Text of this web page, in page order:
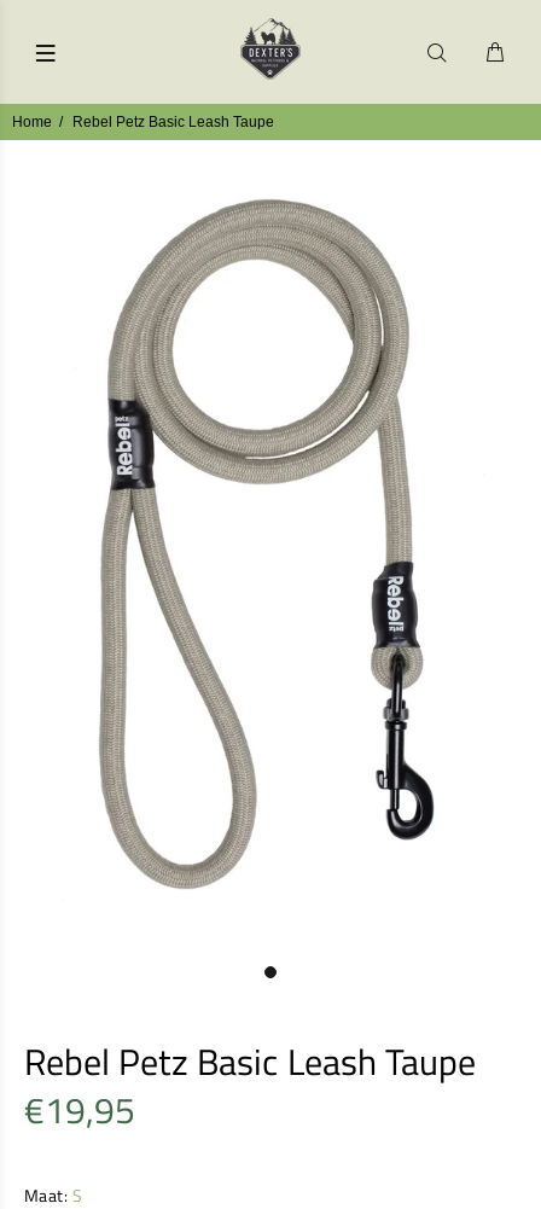
Home Rebel Petz Basic Leash Taupe
Rebel Petz Basic Leash Taupe
€19,95
Maat:S